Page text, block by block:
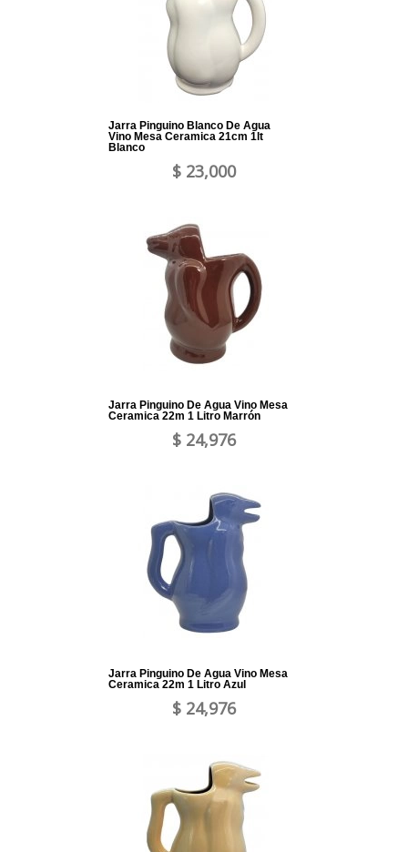
Jarra Pinguino Blanco De Agua
Vino Mesa Ceramica 21cm 1lt
Blanco
$ 23,000
Jarra Pinguino De Agua Vino Mesa
Ceramica 22m 1 Litro Marrón
$ 24,976
Jarra Pinguino De Agua Vino Mesa
Ceramica 22m 1 Litro Azul
$ 24,976